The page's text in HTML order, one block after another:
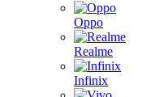
Oppo
Realme
Infinix